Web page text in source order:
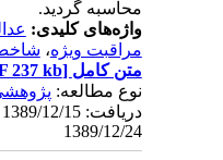
محاسبه گردید.
واژه‌های کلیدی:
مراقبت ویژه،شاخص
متن کامل[PDF 237 kb]
نوع مطالعه:پژوهشي
1389/12/24